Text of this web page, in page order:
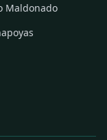
Maldonado